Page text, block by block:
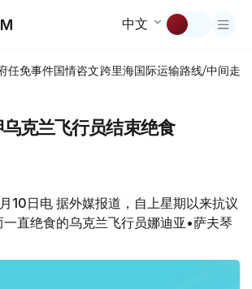
中文
任免事件国情咨文跨里海国际运输路线/中间走廊
克兰飞行员结束绝食
10日电 据外媒报道，自上星期以来抗议
直绝食的乌克兰飞行员娜迪亚•萨夫琴